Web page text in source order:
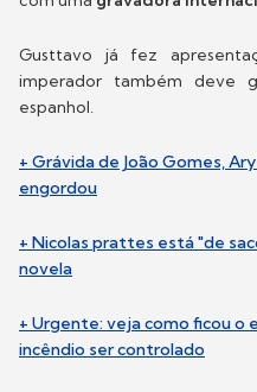
Gusttavo já fez
imperador também deve
espanhol.
+ Grávida de João Gomes,
engordou
+ Nicolas prattes está "de
novela
+ Urgente: veja como ficou o
incêndio ser controlado